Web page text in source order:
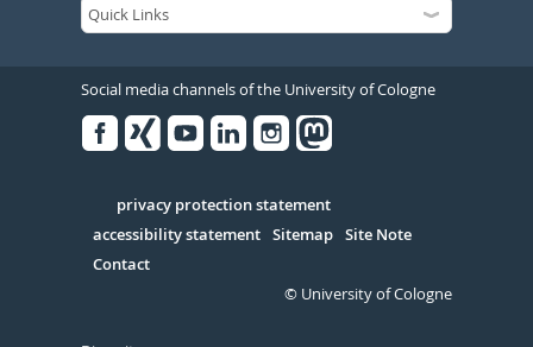
Social media channels of the University of Cologne
Serivce
privacy protection statement
accessibility statement Sitemap Site Note
Contact
© University of Cologne